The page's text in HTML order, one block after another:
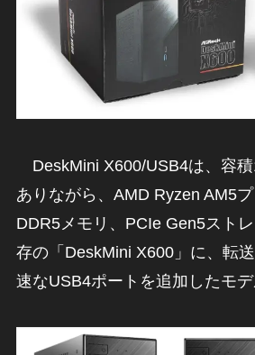
DeskMini X600/USB4は、容
ありながら、AMD Ryzen AM5プ
DDR5メモリ、PCIe Gen5スト
存の「DeskMini X600」に、転
速なUSB4ポートを追加したモデ